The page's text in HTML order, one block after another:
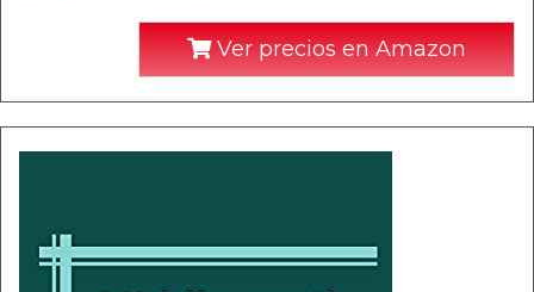
Ver precios en Amazon